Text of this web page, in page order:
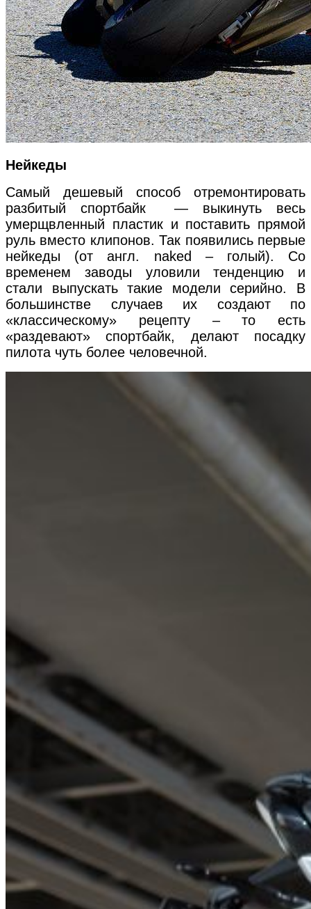
Нейкеды
Самый дешевый способ отремонтировать
разбитый спортбайк — выкинуть весь
умерщвленный пластик и поставить прямой
руль вместо клипонов. Так появились первые
нейкеды (от англ. naked – голый). Со
временем заводы уловили тенденцию и
стали выпускать такие модели серийно. В
большинстве случаев их создают по
«классическому» рецепту – то есть
«раздевают» спортбайк, делают посадку
пилота чуть более человечной.